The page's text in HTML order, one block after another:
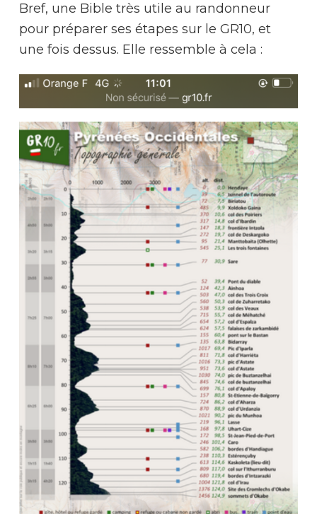
Bref, une Bible très utile au randonneur
pour préparer ses étapes sur le GR10, et
une fois dessus. Elle ressemble à cela :